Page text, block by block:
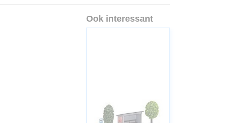
Ook interessant